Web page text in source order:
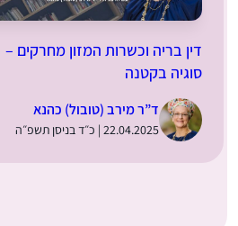
דין בריה וכשרות המזון מחרקים –
סוגיה בקטנה
ד”ר מירב (טובול) כהנא
22.04.2025 | כ״ד בניסן תשפ״ה